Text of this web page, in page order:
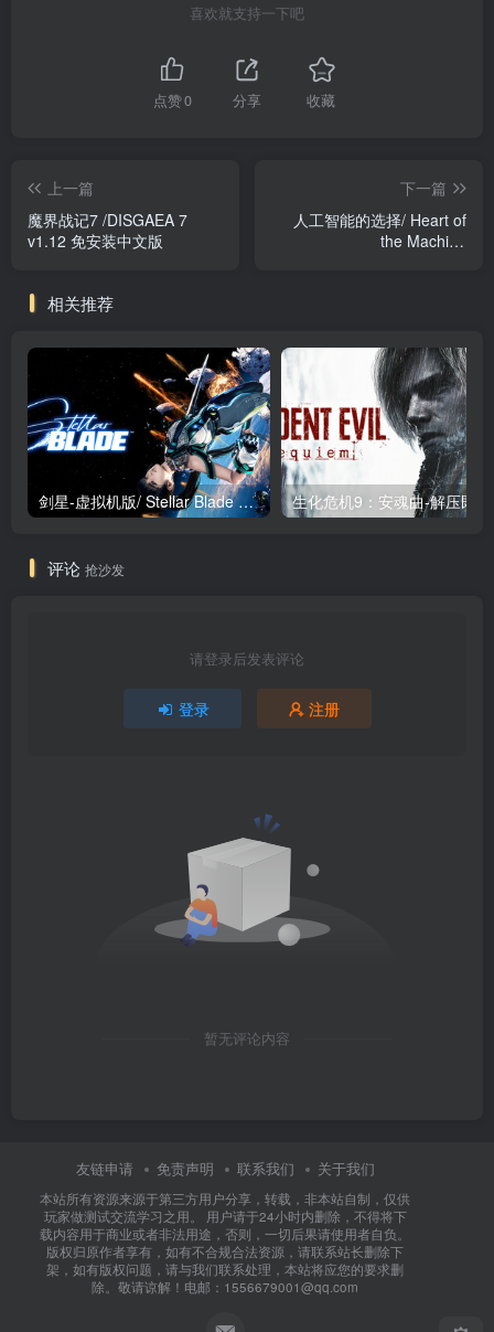
喜欢就支持一下吧
点赞0 分享 收藏
上一篇
魔界战记7 /DISGAEA 7
v1.12 免安装中文版
下一篇
人工智能的选择/ Heart of
the Machine
相关推荐
剑星-虚拟机版/ Stellar Blade v1.4.1|Build.19963153 终极版新补丁 送修改器 免安装中文版
评论 抢沙发
请登录后发表评论
登录 注册
暂无评论内容
友链申请 免责声明 联系我们 关于我们
本站所有资源来源于第三方用户分享，转载，非本站自制，仅供
玩家做测试交流学习之用。 用户请于24小时内删除，不得将下
载内容用于商业或者非法用途，否则，一切后果请使用者自负。
版权归原作者享有，如有不合规合法资源，请联系站长删除下
架，如有版权问题，请与我们联系处理，本站将应您的要求删
除。敬请谅解！电邮：1556679001@qq.com